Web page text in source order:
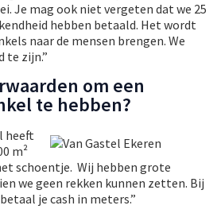
Je mag ook niet vergeten dat we 25
hebben betaald. Het wordt
naar de mensen brengen. We
te zijn.”
om een
te hebben?
heeft
m²
schoentje. Wij hebben grote
we geen rekken kunnen zetten. Bij
je cash in meters.”